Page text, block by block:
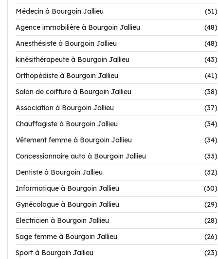
Médecin à Bourgoin Jallieu
(51)
Agence immobilière à Bourgoin Jallieu
(48)
Anesthésiste à Bourgoin Jallieu
(48)
kinésithérapeute à Bourgoin Jallieu
(43)
Orthopédiste à Bourgoin Jallieu
(41)
Salon de coiffure à Bourgoin Jallieu
(38)
Association à Bourgoin Jallieu
(37)
Chauffagiste à Bourgoin Jallieu
(34)
Vêtement femme à Bourgoin Jallieu
(34)
Concessionnaire auto à Bourgoin Jallieu
(33)
Dentiste à Bourgoin Jallieu
(32)
Informatique à Bourgoin Jallieu
(30)
Gynécologue à Bourgoin Jallieu
(29)
Electricien à Bourgoin Jallieu
(28)
Sage femme à Bourgoin Jallieu
(26)
Sport à Bourgoin Jallieu
(23)